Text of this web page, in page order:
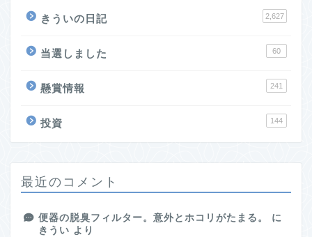
きういの日記 2,627
当選しました 60
懸賞情報 241
投資 144
最近のコメント
便器の脱臭フィルター。意外とホコリがたまる。
に
きうい より